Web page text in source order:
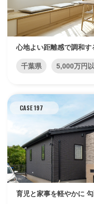
心地よい距離感で調和
千葉県 5,000万円
CASE 197
育児と家事を軽やかに